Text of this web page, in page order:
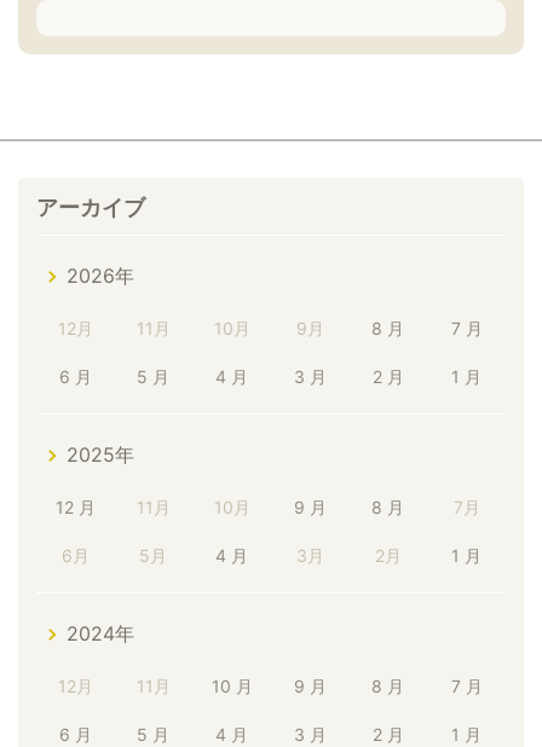
アーカイブ
2026年
12月 11月 10月 9月 8 月 7 月
6 月 5 月 4 月 3 月 2 月 1 月
2025年
12 月 11月 10月 9 月 8 月 7月
6月 5月 4 月 3月 2月 1 月
2024年
12月 11月 10 月 9 月 8 月 7 月
6 月 5 月 4 月 3 月 2 月 1 月